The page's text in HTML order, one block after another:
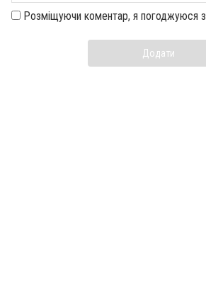
Розміщуючи коментар, я погоджуюся з
Додати